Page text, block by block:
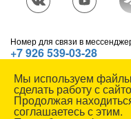
Номер для связи в
+7 926 539-03-28
© СОЮЗСПЕЦОДЕЖДА,
Использование материалов
Карта сайта
Мы используем
сделать работу с
Продолжая
соглашаетесь с этим.